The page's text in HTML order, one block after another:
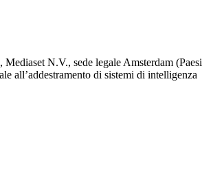
N.V., sede legale Amsterdam (Paesi
all’addestramento di sistemi di intelligenza